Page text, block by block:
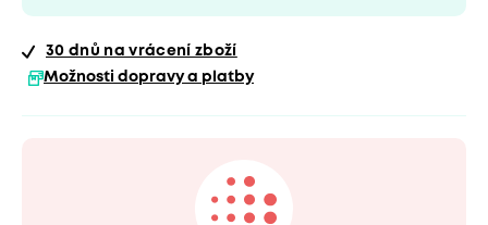
30 dnů na vrácení zboží
Možnosti dopravy a platby